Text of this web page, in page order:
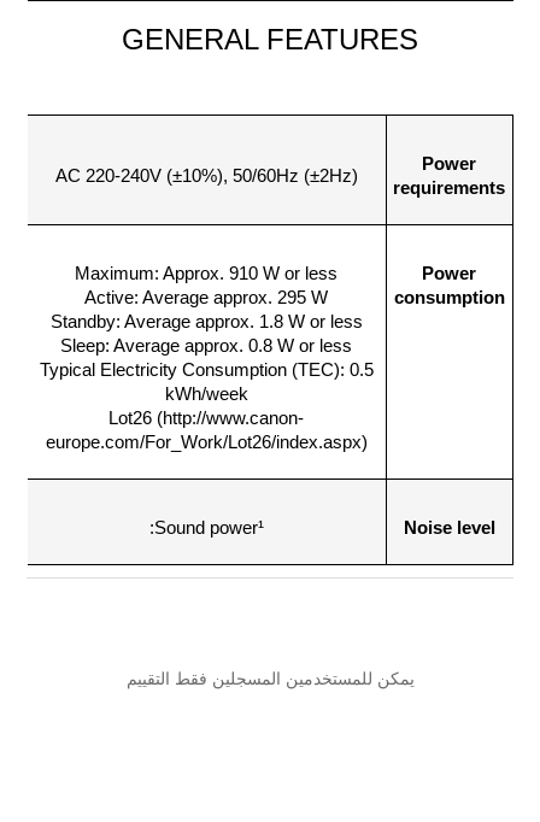
GENERAL FEATURES
Power
requirements
AC 220-240V (±10%), 50/60Hz (±2Hz)
Power
consumption
Maximum: Approx. 910 W or less
Active: Average approx. 295 W
Standby: Average approx. 1.8 W or less
Sleep: Average approx. 0.8 W or less
Typical Electricity Consumption (TEC): 0.5
kWh/week
Lot26 (http://www.canon-
europe.com/For_Work/Lot26/index.aspx)
Noise level
Sound power¹:
يمكن للمستخدمين المسجلين فقط التقييم